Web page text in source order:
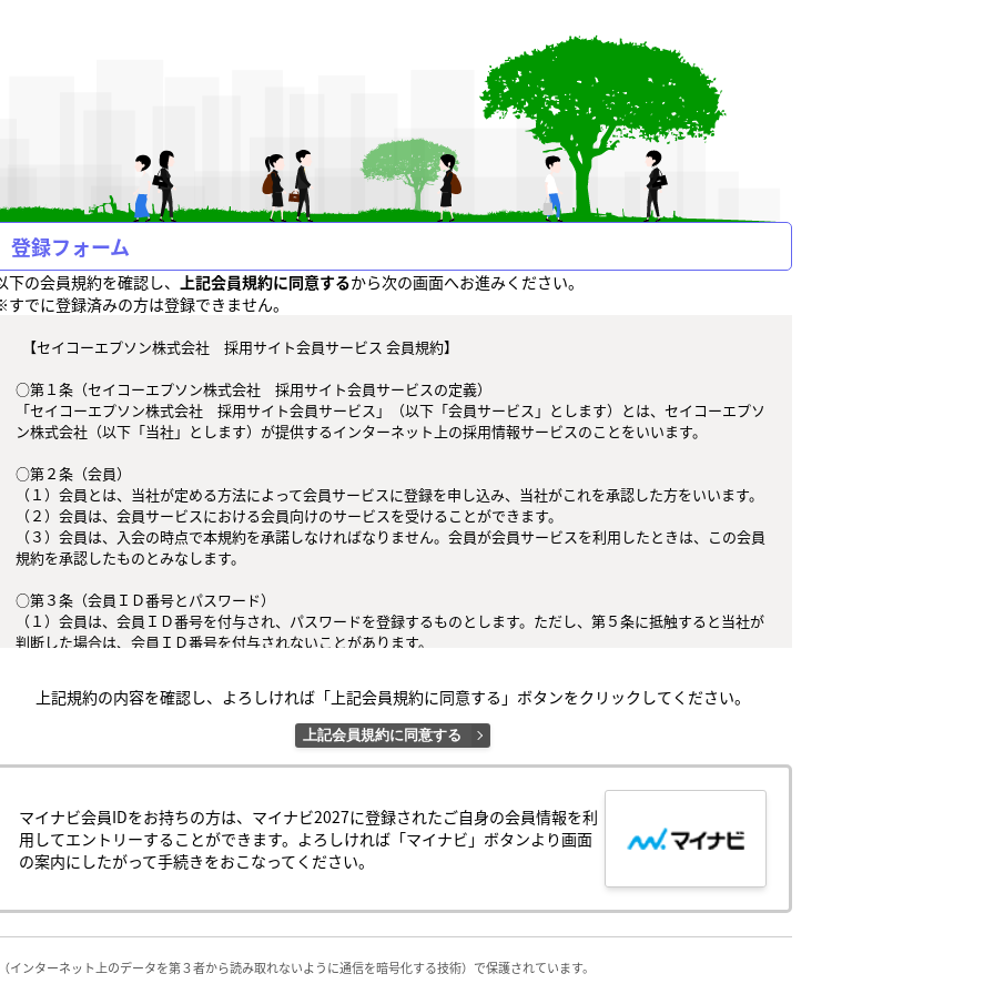
登録フォーム
下の会員規約を確認し、 上記会員規約に同意するから次の画面へお進みください。
すでに登録済みの方は登録できません。
○第１条（セイコーエプソン株式会社　採用サイト会員サービスの定義）
「セイコーエプソン株式会社　採用サイト会員サービス」（以下「会員サービス」とします）とは、セイコーエプソ
ン株式会社（以下「当社」とします）が提供するインターネット上の採用情報サービスのことをいいます。
○第２条（会員）
（１）会員とは、当社が定める方法によって会員サービスに登録を申し込み、当社がこれを承認した方をいいます。
（２）会員は、会員サービスにおける会員向けのサービスを受けることができます。
（３）会員は、入会の時点で本規約を承諾しなければなりません。会員が会員サービスを利用したときは、この会員
規約を承認したものとみなします。
○第３条（会員ＩＤ番号とパスワード）
（１）会員は、会員ＩＤ番号を付与され、パスワードを登録するものとします。ただし、第５条に抵触すると当社が
判断した場合は、会員ＩＤ番号を付与されないことがあります。
者による不正使用等については、当社は一切の責任を負わないものとします。
（１）会員サービスの提供期間は、2026年3月1日～2027年3月31日（予定）とします。
（２）当社は、会員への事前の通知なくして、会員サービスを変更、中断、中止することがあり、会員はこれを承諾
するものとします。
（３）会員は、システム障害などの事情により、会員サービス機能に支障が生じ、または会員サービスが停止する等
の可能性があることを承諾するものとします。
会員は以下の行為を行なわないものとします。
（１）他の会員、当社または第三者の著作権、肖像権、その他知的所有権を侵害する行為
（２）他の会員、当社または第三者の財産、信用、名誉、プライバシー、その他人権等を侵害する行為
（３）他の会員、当社または第三者を差別、批判、攻撃、誹謗中傷する行為
上記規約の内容を確認し、よろしければ「上記会員規約に同意する」ボタンをクリックしてください。
上記会員規約に同意する
マイナビ会員IDをお持ちの方は、マイナビ2027に登録されたご自身の会員情報を利
用してエントリーすることができます。よろしければ「マイナビ」ボタンより画面
の案内にしたがって手続きをおこなってください。
インターネット上のデータを第３者から読み取れないように通信を暗号化する技術）で保護されています。